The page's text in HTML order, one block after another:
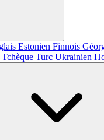
Estonien Finnois
Tchèque Turc Ukrainien